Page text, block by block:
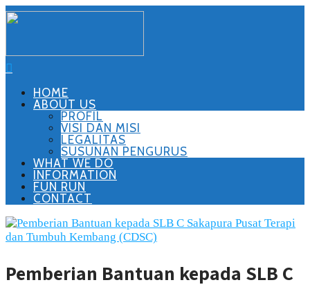
HOME
ABOUT US
PROFIL
VISI DAN MISI
LEGALITAS
SUSUNAN PENGURUS
WHAT WE DO
INFORMATION
FUN RUN
CONTACT
Pemberian Bantuan kepada SLB C